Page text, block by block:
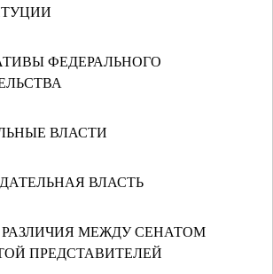
ФЕДЕРАЛЬНОГО
ВЛАСТИ
ВЛАСТЬ
МЕЖДУ СЕНАТОМ
ПРЕДСТАВИТЕЛЕЙ